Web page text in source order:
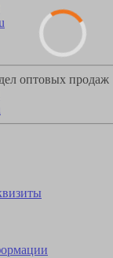
оптовых продаж